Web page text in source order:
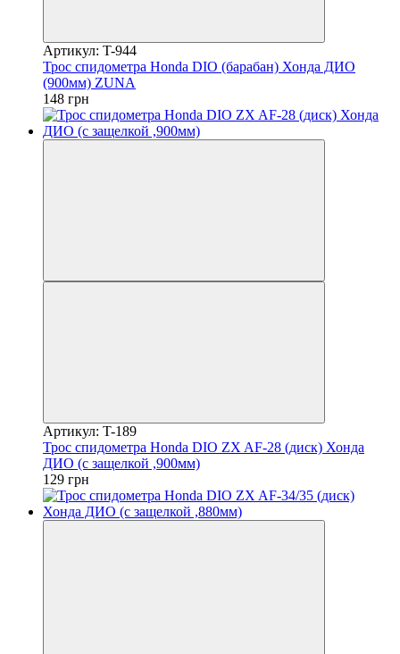
Артикул: T-944
Трос спидометра Honda DIO (барабан) Хонда ДИО
(900мм) ZUNA
148 грн
Артикул: T-189
Трос спидометра Honda DIO ZX AF-28 (диск) Хонда
ДИО (с защелкой ,900мм)
129 грн